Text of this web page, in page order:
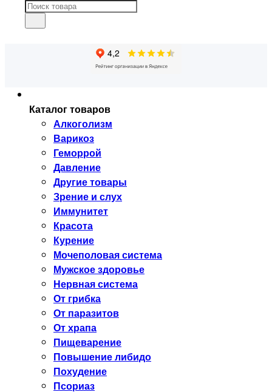
Каталог товаров
Алкоголизм
Варикоз
Геморрой
Давление
Другие товары
Зрение и слух
Иммунитет
Красота
Курение
Мочеполовая система
Мужское здоровье
Нервная система
От грибка
От паразитов
От храпа
Пищеварение
Повышение либидо
Похудение
Псориаз